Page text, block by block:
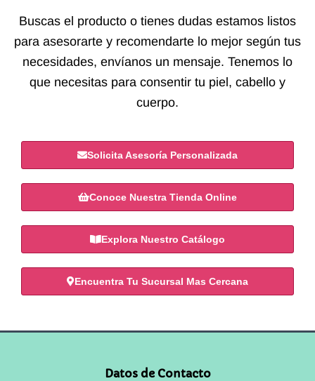
Buscas el producto o tienes dudas estamos listos
para asesorarte y recomendarte lo mejor según tus
necesidades, envíanos un mensaje. Tenemos lo
que necesitas para consentir tu piel, cabello y
cuerpo.
Solicita Asesoría Personalizada
Conoce Nuestra Tienda Online
Explora Nuestro Catálogo
Encuentra Tu Sucursal Mas Cercana
Datos de Contacto